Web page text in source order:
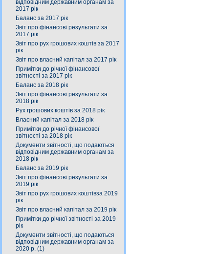
відповідним державним органам за
2017 рік
Баланс за 2017 рік
Звіт про фінансові результати за
2017 рік
Звіт про рух грошових коштів за 2017
рік
Звіт про власний капітал за 2017 рік
Примітки до річної фінансової
звітності за 2017 рік
Баланс за 2018 рік
Звіт про фінансові результати за
2018 рік
Рух грошових коштів за 2018 рік
Власний капітал за 2018 рік
Примітки до річної фінансової
звітності за 2018 рік
Документи звітності, що подаються
відповідним державним органам за
2018 рік
Баланс за 2019 рік
Звіт про фінансові результати за
2019 рік
Звіт про рух грошових коштівза 2019
рік
Звіт про власний капітал за 2019 рік
Примітки до річної звітності за 2019
рік
Документи звітності, що подаються
відповідним державним органам за
2020 р. (1)